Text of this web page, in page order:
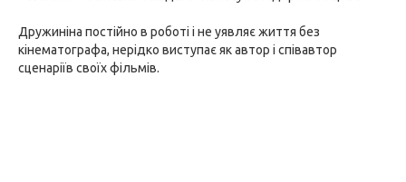
Дружиніна постійно в роботі і не уявляє життя без
кінематографа, нерідко виступає як автор і співавтор
сценаріїв своїх фільмів.